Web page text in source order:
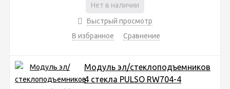
Нет в наличии
Быстрый просмотр
В избранное
Сравнение
Модуль эл/стеклоподъемников
4 cтекла PULSO RW704-4